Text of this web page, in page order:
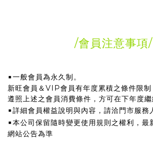
/會員注意事項/
▪一般會員為永久制。
新旺會員＆VIP會員有年度累積之條件限
遵照上述之會員消費條件，方可在下年度繼
▪詳細會員權益說明與內容，請洽門市服務
▪本公司保留隨時變更使用規則之權利，最
網站公告為準